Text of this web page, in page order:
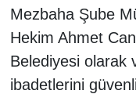
Mezbaha Şube
Hekim Ahmet
Belediyesi olarak
ibadetlerini